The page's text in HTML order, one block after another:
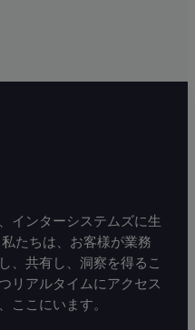
インターシステムズに生
たちは、お客様が業務
、共有し、洞察を得るこ
リアルタイムにアクセス
ここにいます。